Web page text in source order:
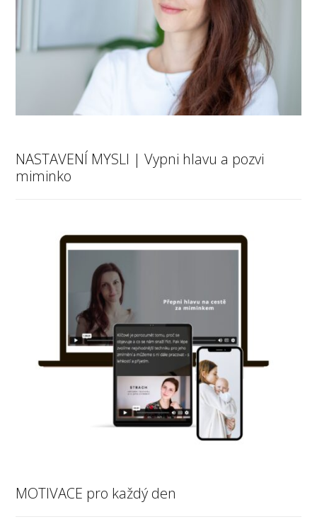
NASTAVENÍ MYSLI | Vypni hlavu a pozvi
miminko
MOTIVACE pro každý den